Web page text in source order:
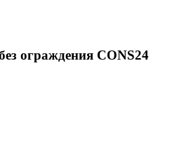
ограждения CONS24